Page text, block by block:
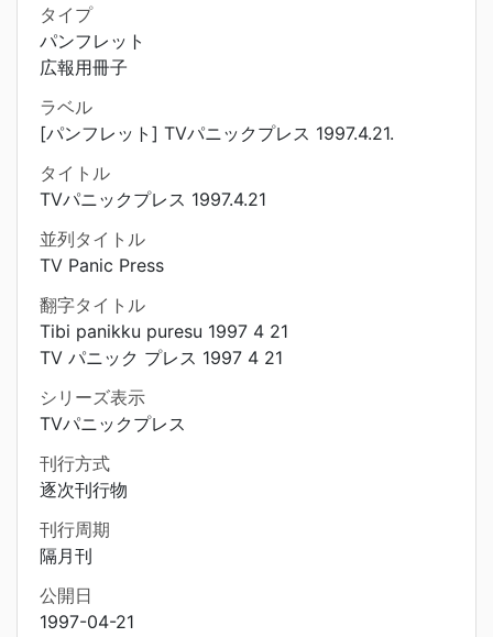
タイプ
パンフレット
広報用冊子
ラベル
[パンフレット] TVパニックプレス 1997.4.21.
タイトル
TVパニックプレス 1997.4.21
並列タイトル
TV Panic Press
翻字タイトル
Tibi panikku puresu 1997 4 21
TV パニック プレス 1997 4 21
シリーズ表示
TVパニックプレス
刊行方式
逐次刊行物
刊行周期
隔月刊
公開日
1997-04-21